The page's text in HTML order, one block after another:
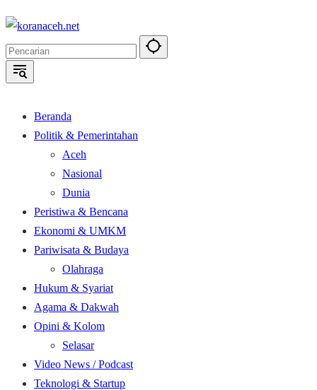
Langsung
konten
Beranda
Politik & Pemerintahan
Aceh
Nasional
Dunia
Peristiwa & Bencana
Ekonomi & UMKM
Pariwisata & Budaya
Olahraga
Hukum & Syariat
Agama & Dakwah
Opini & Kolom
Selasar
Video News / Podcast
Teknologi & Startup